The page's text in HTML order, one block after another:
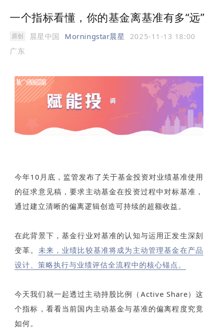
一个指标看懂，你的基金离基准有多“远”
原创 晨星中国 Morningstar晨星
2025-11-13 18:00
广东
今年10月底，监管发布了关于基金投资对业绩基准使用
的征求意见稿，要求主动基金在投资过程中对标基准，
通过建立清晰的偏离逻辑创造可持续的超额收益。
在此背景下，基金行业对基准的认知与运用正发生深刻
变革。 未来，业绩比较基准将成为主动管理基金在产品
设计、策略执行与业绩评估全流程中的核心锚点。
今天我们就一起透过主动持股比例（Active Share）这
个指标，看看当前国内主动基金与基准的偏离程度究竟
如何。